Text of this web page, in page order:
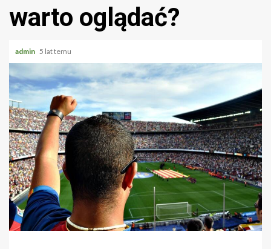
warto oglądać?
admin 5 lat temu